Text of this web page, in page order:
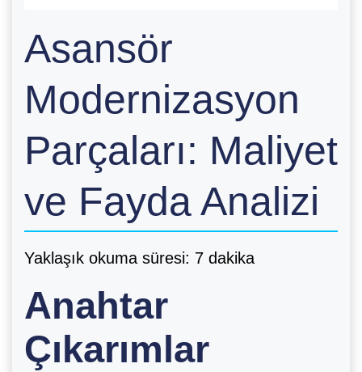
Asansör
Modernizasyon
Parçaları: Maliyet
ve Fayda Analizi
Yaklaşık okuma süresi: 7 dakika
Anahtar
Çıkarımlar